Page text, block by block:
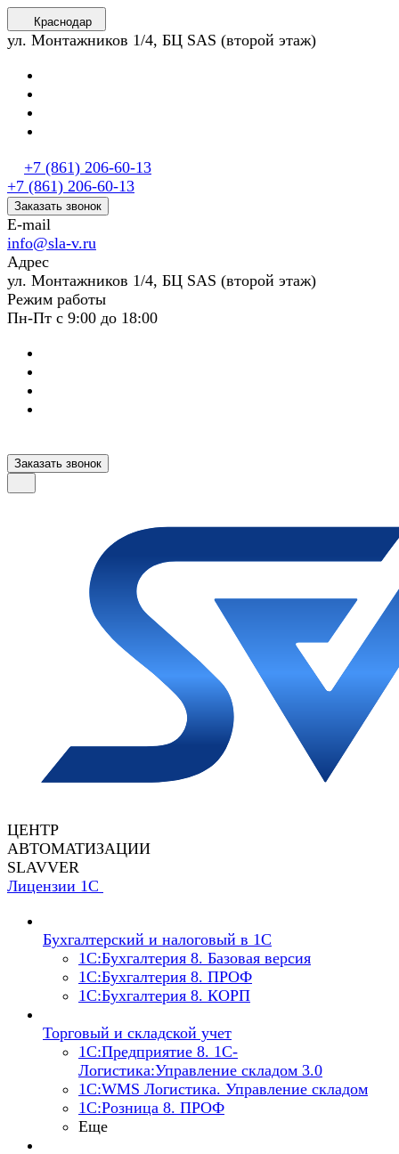
Краснодар
ул. Монтажников 1/4, БЦ SAS (второй этаж)
+7 (861) 206-60-13
+7 (861) 206-60-13
Заказать звонок
E-mail
info@sla-v.ru
Адрес
ул. Монтажников 1/4, БЦ SAS (второй этаж)
Режим работы
Пн-Пт с 9:00 до 18:00
Заказать звонок
ЦЕНТР
АВТОМАТИЗАЦИИ
SLAVVER
Лицензии 1С
Бухгалтерский и налоговый в 1С
1C:Бухгалтерия 8. Базовая версия
1C:Бухгалтерия 8. ПРОФ
1C:Бухгалтерия 8. КОРП
Торговый и складской учет
1С:Предприятие 8. 1С-
Логистика:Управление складом 3.0
1С:WMS Логистика. Управление складом
1С:Розница 8. ПРОФ
Еще